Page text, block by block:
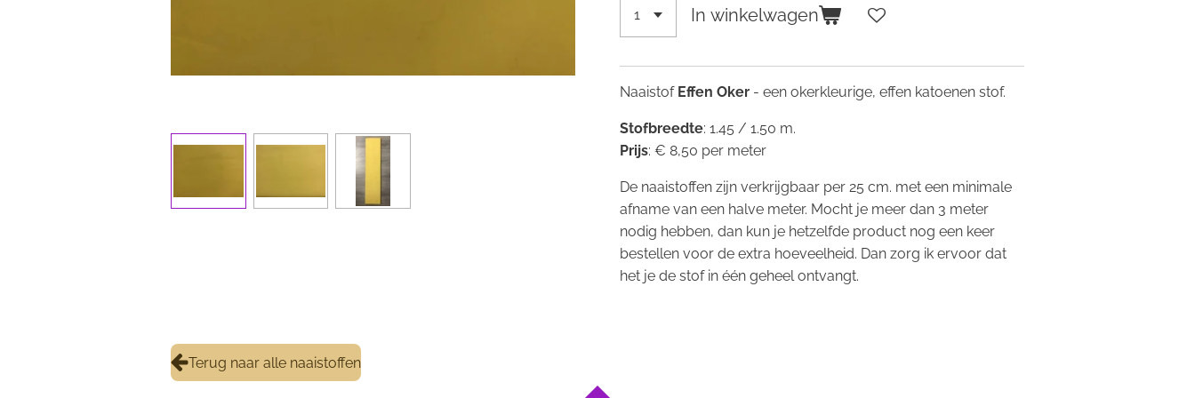
In winkelwagen
Naaistof Effen Oker - een okerkleurige, effen katoenen stof.
Stofbreedte: 1.45 / 1.50 m.
Prijs: € 8,50 per meter
De naaistoffen zijn verkrijgbaar per 25 cm. met een minimale
afname van een halve meter. Mocht je meer dan 3 meter
nodig hebben, dan kun je hetzelfde product nog een keer
bestellen voor de extra hoeveelheid. Dan zorg ik ervoor dat
het je de stof in één geheel ontvangt.
Terug naar alle naaistoffen